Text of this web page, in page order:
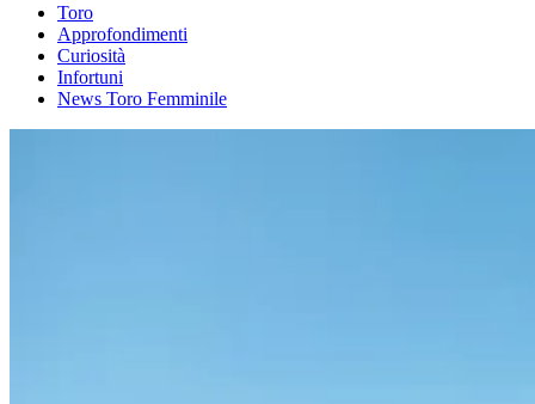
Toro
Approfondimenti
Curiosità
Infortuni
News Toro Femminile